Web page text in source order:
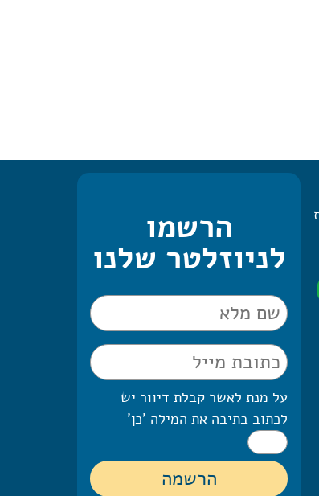
הרשמו
לניוזלטר שלנו
על מנת לאשר קבלת דיוור יש
לכתוב בתיבה את המילה 'כן'